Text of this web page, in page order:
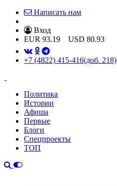
Написать нам
Вход
EUR 93.19 USD 80.93
+7 (4822) 415-416(доб. 218)
Политика
Истории
Афиша
Первые
Блоги
Спецпроекты
ТОП